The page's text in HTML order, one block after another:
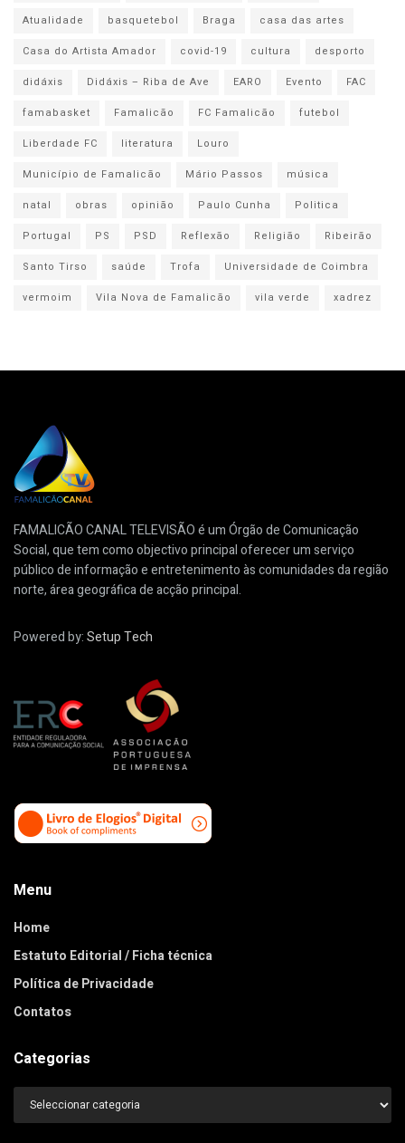
Atualidade
basquetebol Braga
casa das artes
Casa do Artista Amador
covid-19 cultura
desporto
didáxis
Didáxis – Riba de Ave EARO Evento
FAC
famabasket
Famalicão FC Famalicão
futebol
Liberdade FC
literatura
Louro
Município de Famalicão
Mário Passos
música
natal
obras opinião Paulo Cunha
Politica
Portugal
PS PSD Reflexão Religião
Ribeirão
Santo Tirso
saúde Trofa
Universidade de Coimbra
vermoim
Vila Nova de Famalicão vila verde xadrez
FAMALICÃO CANAL TELEVISÃO é um Órgão de Comunicação
Social, que tem como objectivo principal oferecer um serviço
público de informação e entretenimento às comunidades da região
norte, área geográfica de acção principal.
Powered by:Setup Tech
Menu
Home
Estatuto Editorial / Ficha técnica
Política de Privacidade
Contatos
Categorias
Categorias